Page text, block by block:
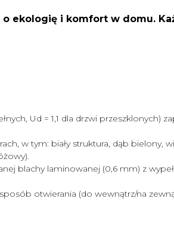
ekologię i komfort w domu.
Ud = 1,1 dla drzwi przeszklonych)
w tym: biały struktura, dąb bielony,
blachy laminowanej (0,6 mm) z
otwierania (do wewnątrz/na